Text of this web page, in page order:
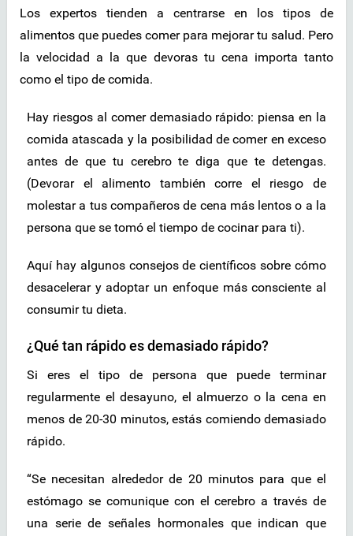
Los expertos tienden a centrarse en los tipos de
alimentos que puedes comer para mejorar tu salud. Pero
la velocidad a la que devoras tu cena importa tanto
como el tipo de comida.
Hay riesgos al comer demasiado rápido: piensa en la
comida atascada y la posibilidad de comer en exceso
antes de que tu cerebro te diga que te detengas.
(Devorar el alimento también corre el riesgo de
molestar a tus compañeros de cena más lentos o a la
persona que se tomó el tiempo de cocinar para ti).
Aquí hay algunos consejos de científicos sobre cómo
desacelerar y adoptar un enfoque más consciente al
consumir tu dieta.
¿Qué tan rápido es demasiado rápido?
Si eres el tipo de persona que puede terminar
regularmente el desayuno, el almuerzo o la cena en
menos de 20-30 minutos, estás comiendo demasiado
rápido.
“Se necesitan alrededor de 20 minutos para que el
estómago se comunique con el cerebro a través de
una serie de señales hormonales que indican que